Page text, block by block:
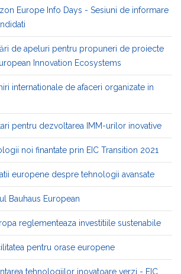
Europe Info Days - Sesiuni de informare
de apeluri pentru propuneri de proiecte
Innovation Ecosystems
internationale de afaceri organizate in
pentru dezvoltarea IMM-urilor inovative
noi finantate prin EIC Transition 2021
europene despre tehnologii avansate
Bauhaus European
reglementeaza investitiile sustenabile
pentru orase europene
tehnologiilor inovatoare verzi - EIC